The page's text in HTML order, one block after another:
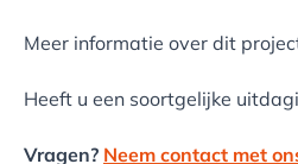
Meer informatie over dit
Heeft u een soortgelijke
Vragen? Neem contact met